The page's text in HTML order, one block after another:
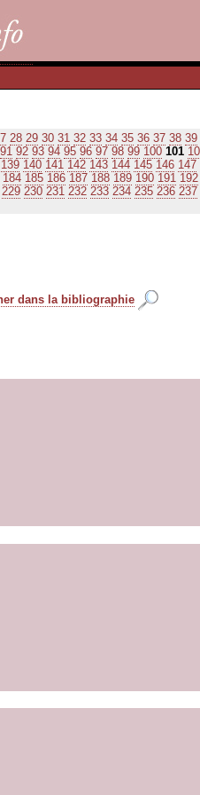
28 29 30 31 32 33 34 35 36 37 38 39
91 92 93 94 95 96 97 98 99 100 101
139 140 141 142 143 144 145 146 147
184 185 186 187 188 189 190 191 192
229 230 231 232 233 234 235 236 237
dans la bibliographie